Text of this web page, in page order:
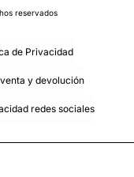
de Privacidad
y devolución
redes sociales
reservados